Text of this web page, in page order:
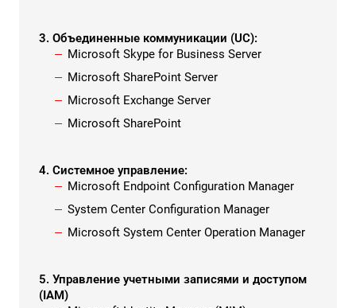
3. Объединенные коммуникации (UC):
Microsoft Skype for Business Server
Microsoft SharePoint Server
Microsoft Exchange Server
Microsoft SharePoint
4. Системное управление:
Microsoft Endpoint Configuration Manager
System Center Configuration Manager
Microsoft System Center Operation Manager
5. Управление учетными записями и доступом
(IAM)